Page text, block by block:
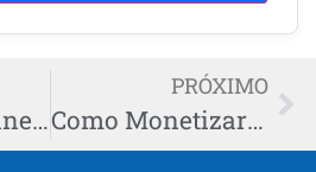
Anúncios Online: Guia para Campanhas Lucrativas no Google Ads
PRÓXIMO
Como Monetizar Blogs com Adsense de Forma Eficiente